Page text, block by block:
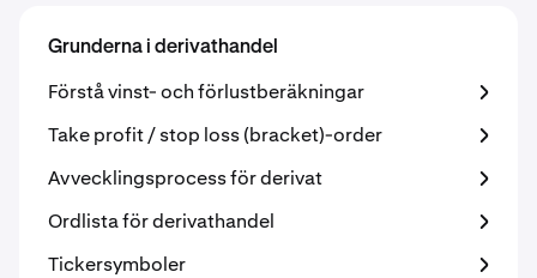
Grunderna i derivathandel
Förstå vinst- och förlustberäkningar
Take profit / stop loss (bracket)-order
Avvecklingsprocess för derivat
Ordlista för derivathandel
Tickersymboler